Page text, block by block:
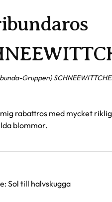
Gruppen)
rabattros med mycket
blommor.
:Sol till halvskugga